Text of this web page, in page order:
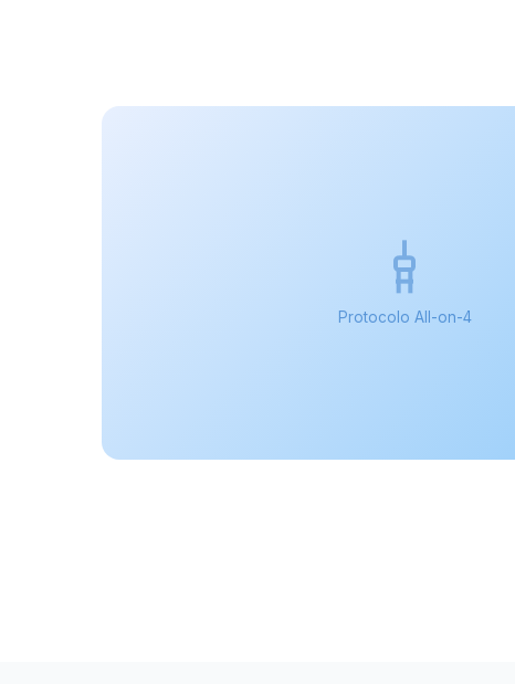
Protocolo All-on-4